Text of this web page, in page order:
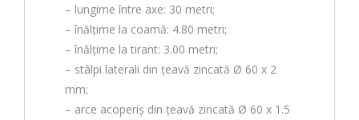
– lungime între axe: 30 metri;
– înălțime la coamă: 4.80 metri;
– înălțime la tirant: 3.00 metri;
– stâlpi laterali din țeavă zincată Ø 60 x 2
mm;
– arce acoperiș din țeavă zincată Ø 60 x 1.5